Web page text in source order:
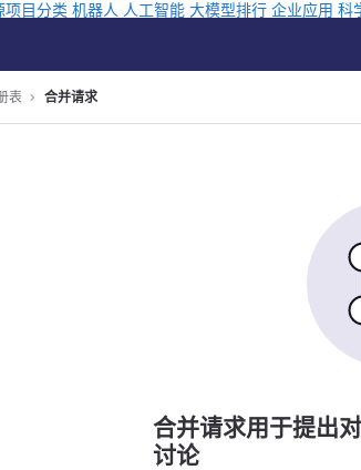
项目分类 机器人 人工智能 大模型排行 企业应用 科
表 合并请求
合并请求用于提出
讨论